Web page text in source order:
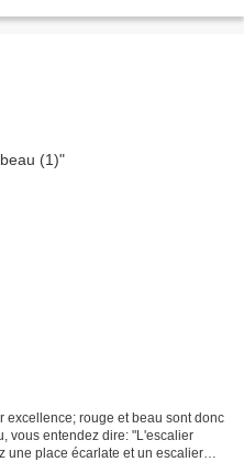
excellence; rouge et beau sont donc
vous entendez dire: "L'escalier
une place écarlate et un escalier